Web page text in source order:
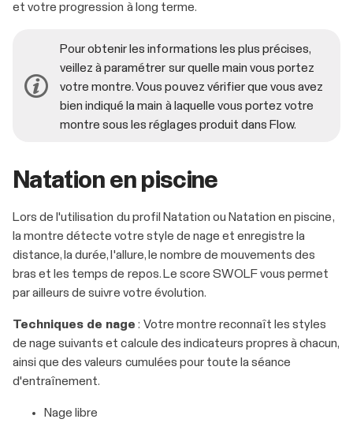
et votre progression à long terme.
Pour obtenir les informations les plus précises,
veillez à paramétrer sur quelle main vous portez
votre montre. Vous pouvez vérifier que vous avez
bien indiqué la main à laquelle vous portez votre
montre sous les réglages produit dans Flow.
Natation en piscine
Lors de l'utilisation du profil Natation ou Natation en piscine,
la montre détecte votre style de nage et enregistre la
distance, la durée, l'allure, le nombre de mouvements des
bras et les temps de repos. Le score SWOLF vous permet
par ailleurs de suivre votre évolution.
Techniques de nage : Votre montre reconnaît les styles
de nage suivants et calcule des indicateurs propres à chacun,
ainsi que des valeurs cumulées pour toute la séance
d'entraînement.
Nage libre